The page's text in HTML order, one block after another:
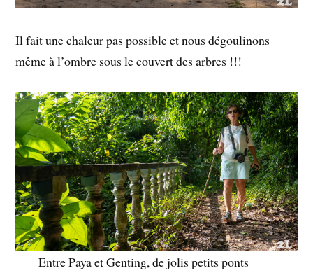
Il fait une chaleur pas possible et nous dégoulinons
même à l’ombre sous le couvert des arbres !!!
Entre Paya et Genting, de jolis petits ponts